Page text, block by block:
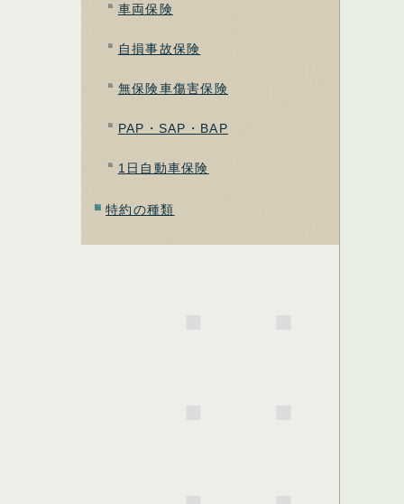
車両保険
自損事故保険
無保険車傷害保険
PAP・SAP・BAP
1日自動車保険
特約の種類